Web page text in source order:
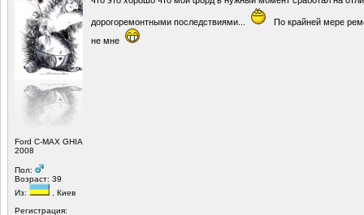
Ford C-MAX GHIA
2008
Пол:
Возраст: 39
Из:
, Киев
Регистрация:
дорогоремонтными последствиями...
По крайней мере
не мне